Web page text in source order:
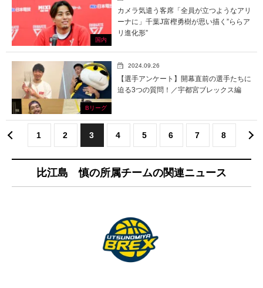
国内
カメラ気遣う客席「全員が立つようなアリ
ーナに」千葉J富樫勇樹が思い描く”ららア
リ進化形”
Bリーグ
2024.09.26
【選手アンケート】開幕直前の選手たちに
迫る3つの質問！／宇都宮ブレックス編
1 2 3 4 5 6 7 8
比江島 慎の所属チームの関連ニュース